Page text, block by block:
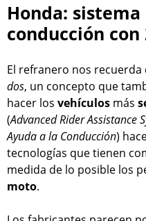
Honda:
conducción con
El refranero nos recuerda
dos, un concepto que
hacer los vehículos más
(Advanced Rider Assistance
Ayuda a la Conducción)
tecnologías que tienen
medida de lo posible los
moto.